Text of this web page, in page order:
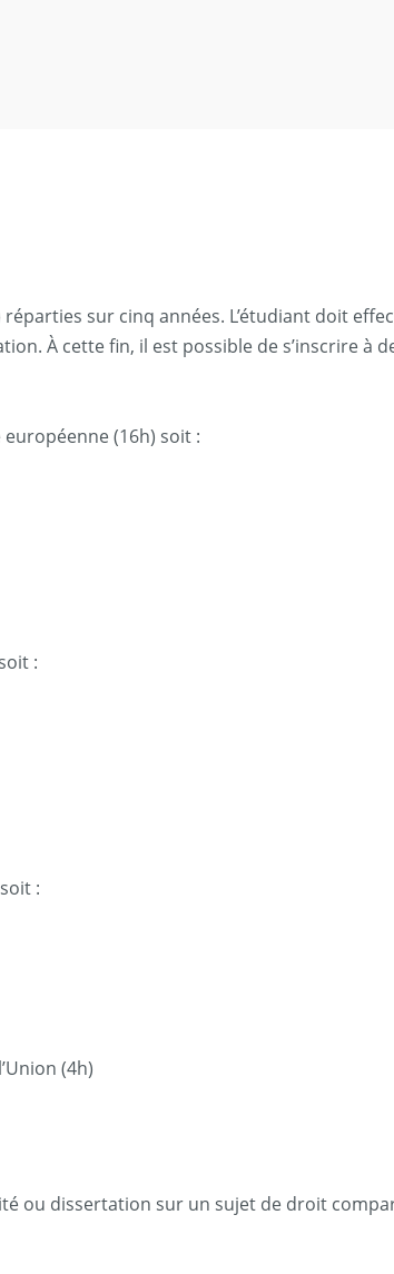
sur cinq années. L’étudiant doit
À cette fin, il est possible de s’inscrire à
(16h) soit :
:
:
(4h)
ou dissertation sur un sujet de droit